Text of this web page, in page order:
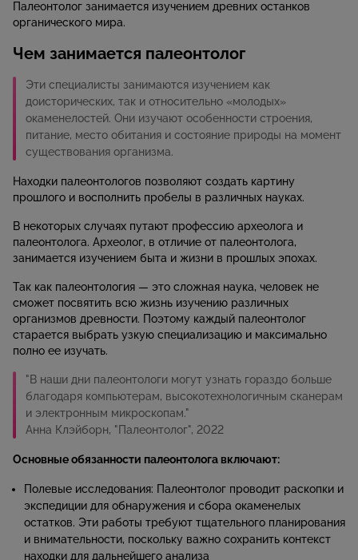
Палеонтолог занимается изучением древних останков
органического мира.
Чем занимается палеонтолог
Эти специалисты занимаются изучением как
доисторических, так и относительно «молодых»
окаменелостей. Они изучают особенности строения,
питание, место обитания и состояние природы на момент
существования организма.
Находки палеонтологов позволяют создать картину
прошлого и восполнить пробелы в различных науках.
В некоторых случаях путают профессию археолога и
палеонтолога. Археолог, в отличие от палеонтолога,
занимается изучением быта и жизни в прошлых эпохах.
Так как палеонтология — это сложная наука, человек не
сможет посвятить всю жизнь изучению различных
организмов древности. Поэтому каждый палеонтолог
старается выбрать узкую специализацию и максимально
полно ее изучать.
"В наши дни палеонтологи могут узнать гораздо больше
благодаря компьютерам, высокотехнологичным сканерам
и электронным микроскопам."
Анна Клэйборн, "Палеонтолог", 2022
Основные обязанности палеонтолога включают:
Полевые исследования: Палеонтолог проводит раскопки и
экспедиции для обнаружения и сбора окаменелых
остатков. Эти работы требуют тщательного планирования
и внимательности, поскольку важно сохранить контекст
находки для дальнейшего анализа